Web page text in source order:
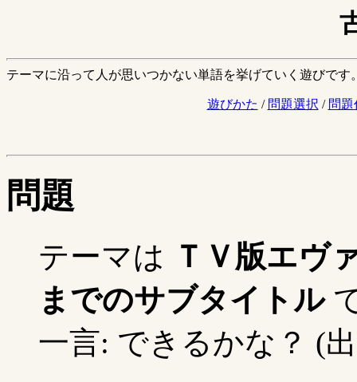
テーマに沿って人が思いつかない単語を挙げていく遊びです
遊びかた / 問題選択 / 問題
問題
テーマは ＴＶ版エヴ
までのサブタイトル
一言: できるかな？ (